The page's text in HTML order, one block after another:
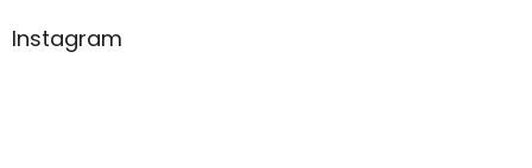
aInstagram